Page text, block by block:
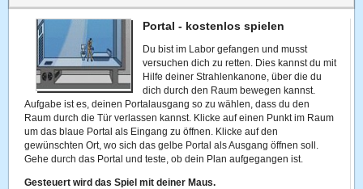
Portal - kostenlos spielen
Du bist im Labor gefangen und musst
versuchen dich zu retten. Dies kannst du mit
Hilfe deiner Strahlenkanone, über die du
dich durch den Raum bewegen kannst.
Aufgabe ist es, deinen Portalausgang so zu wählen, dass du den
Raum durch die Tür verlassen kannst. Klicke auf einen Punkt im Raum
um das blaue Portal als Eingang zu öffnen. Klicke auf den
gewünschten Ort, wo sich das gelbe Portal als Ausgang öffnen soll.
Gehe durch das Portal und teste, ob dein Plan aufgegangen ist.
Gesteuert wird das Spiel mit deiner Maus.